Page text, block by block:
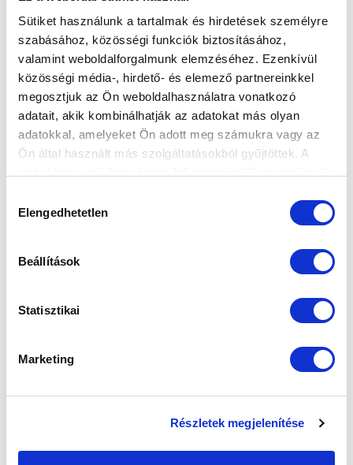
Sütiket használunk a tartalmak és hirdetések személyre
szabásához, közösségi funkciók biztosításához,
valamint weboldalforgalmunk elemzéséhez. Ezenkívül
közösségi média-, hirdető- és elemező partnereinkkel
megosztjuk az Ön weboldalhasználatra vonatkozó
adatait, akik kombinálhatják az adatokat más olyan
adatokkal, amelyeket Ön adott meg számukra vagy az
Ön által használt más szolgáltatásokból gyűjtöttek. A
kiválasztása
Elengedhetetlen
Beállítások
Statisztikai
Marketing
Részletek megjelenítése
MTK BUDAPEST PUSKÁS AKADÉMIA FC
MTK BUDAPEST HÍRLEVÉL
Ne maradjon le egy eseményről sem! Iratkozzon fel ingyenes
hírlevelünkre:
Elfogadom az